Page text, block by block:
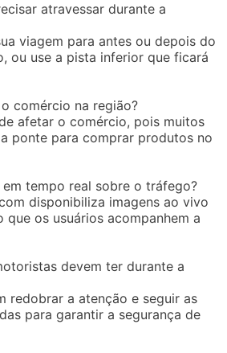
atravessar durante a
viagem para antes ou depois do
ou use a pista inferior que ficará
comércio na região?
afetar o comércio, pois muitos
ponte para comprar produtos no
tempo real sobre o tráfego?
disponibiliza imagens ao vivo
os usuários acompanhem a
devem ter durante a
redobrar a atenção e seguir as
para garantir a segurança de